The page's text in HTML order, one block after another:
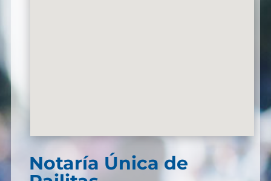
Notaría Única de